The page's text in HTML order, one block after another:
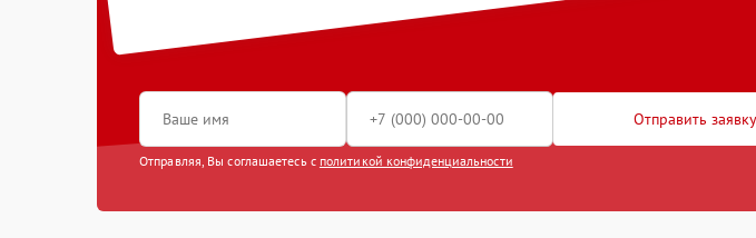
Отправить
Отправляя, Вы соглашаетесь с политикой конфиденциальности